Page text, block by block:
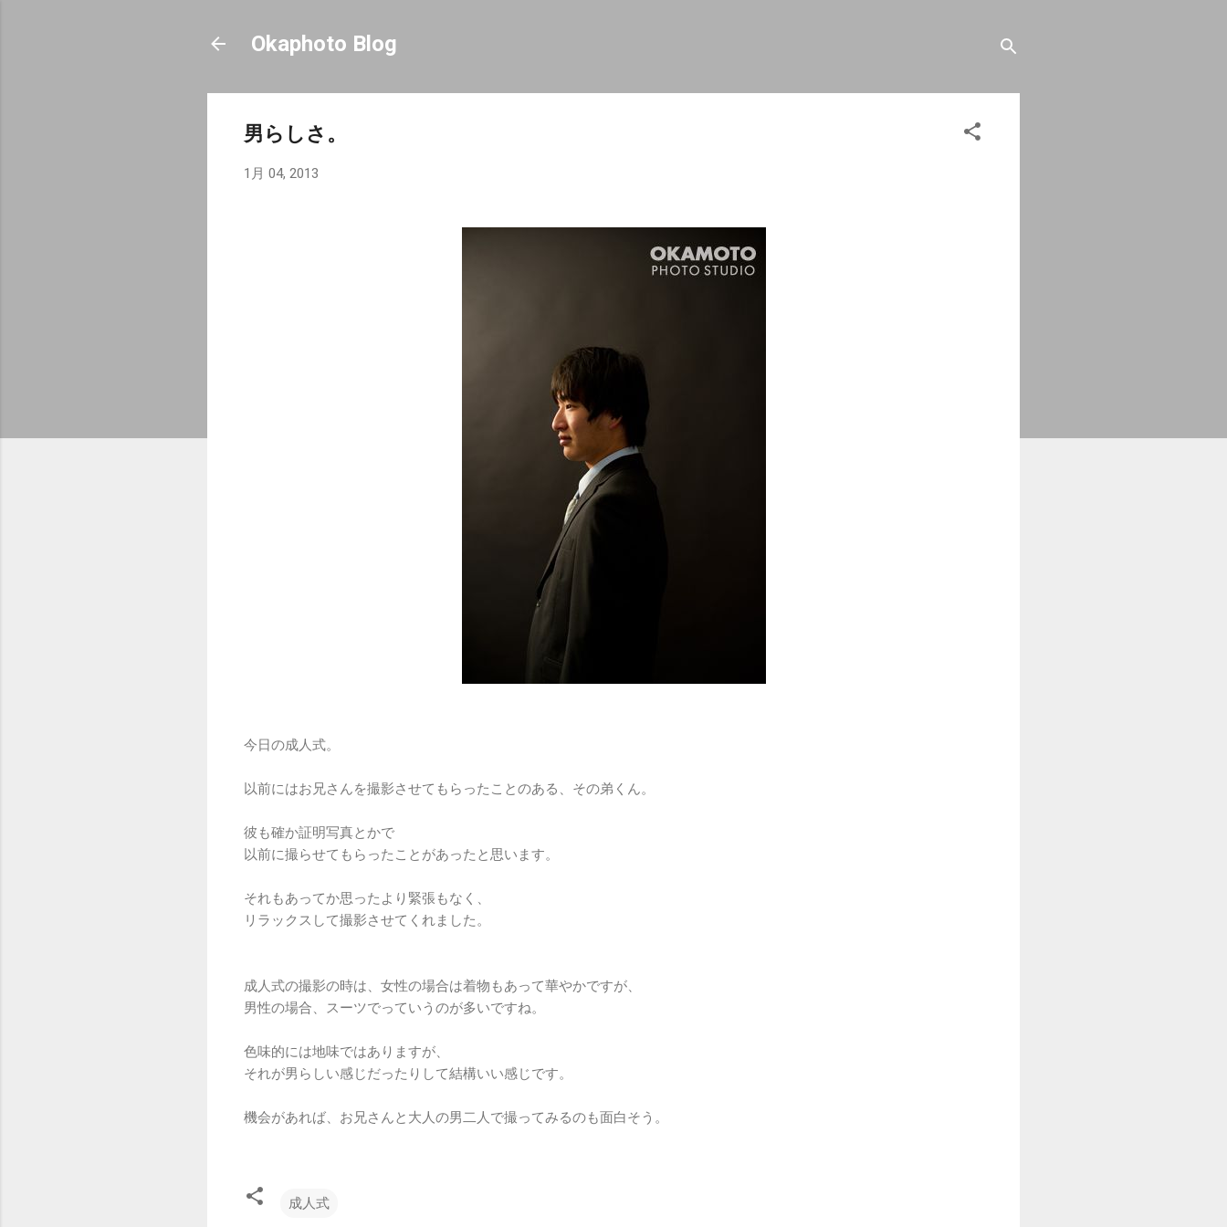
Okaphoto Blog
男らしさ。
1月 04, 2013
今日の成人式。
以前にはお兄さんを撮影させてもらったことのある、その弟くん。
彼も確か証明写真とかで
以前に撮らせてもらったことがあったと思います。
それもあってか思ったより緊張もなく、
リラックスして撮影させてくれました。
成人式の撮影の時は、女性の場合は着物もあって華やかですが、
男性の場合、スーツでっていうのが多いですね。
色味的には地味ではありますが、
それが男らしい感じだったりして結構いい感じです。
機会があれば、お兄さんと大人の男二人で撮ってみるのも面白そう。
成人式